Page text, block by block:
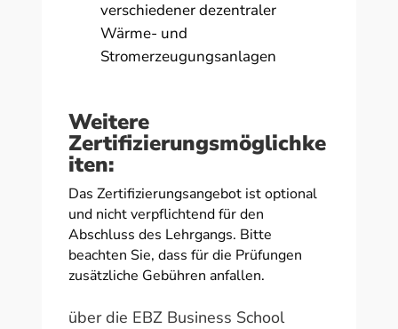
verschiedener dezentraler
Wärme- und
Stromerzeugungsanlagen
Weitere
Zertifizierungsmöglichke
iten:
Das Zertifizierungsangebot ist optional
und nicht verpflichtend für den
Abschluss des Lehrgangs. Bitte
beachten Sie, dass für die Prüfungen
zusätzliche Gebühren anfallen.
über die EBZ Business School